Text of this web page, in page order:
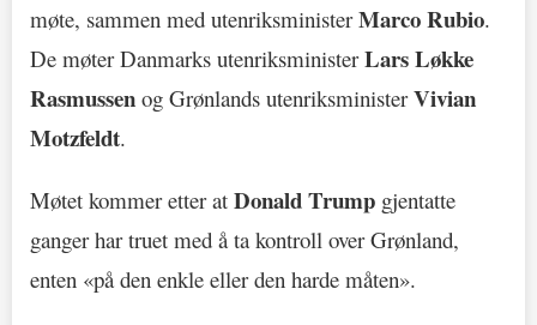
møte, sammen med utenriksministerMarco Rubio.
De møter Danmarks utenriksministerLars Løkke
Rasmussen og Grønlands utenriksministerVivian
Motzfeldt.
Møtet kommer etter at Donald Trump gjentatte
ganger har truet med å ta kontroll over Grønland,
enten «på den enkle eller den harde måten».